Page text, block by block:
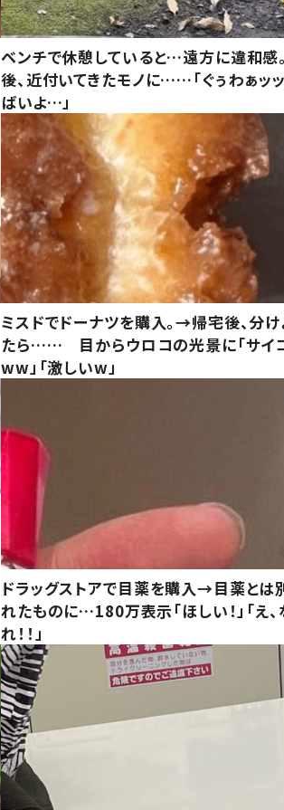
ベンチで休憩していると…遠方に違和感
後、近付いてきたモノに……「ぐぅわぁッッ
ばいよ…」
ミスドでドーナツを購入。→帰宅後、分け
たら…… 目からウロコの光景に「サイ
ww」「激しいw」
ドラッグストアで目薬を購入→目薬とは
れたものに…180万表示「ほしい！」「え
れ！！」